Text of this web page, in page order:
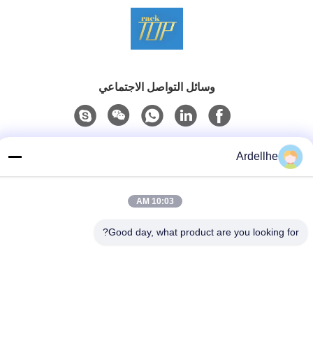
وسائل التواصل الاجتماعي
تيل
+8613798057562
Ardellhe
10:03 AM
Good day, what product are you looking for?